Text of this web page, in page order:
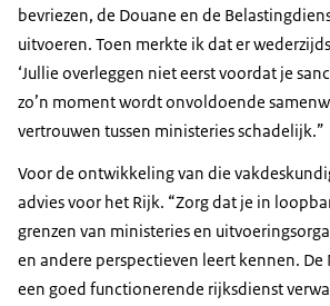
bevriezen, de Douane en de
uitvoeren. Toen merkte ik dat er
‘Jullie overleggen niet eerst voordat je
zo’n moment wordt onvoldoende
vertrouwen tussen ministeries schadelijk.”
Voor de ontwikkeling van die
advies voor het Rijk. “Zorg dat je in
grenzen van ministeries en
en andere perspectieven leert kennen. De
een goed functionerende rijksdienst